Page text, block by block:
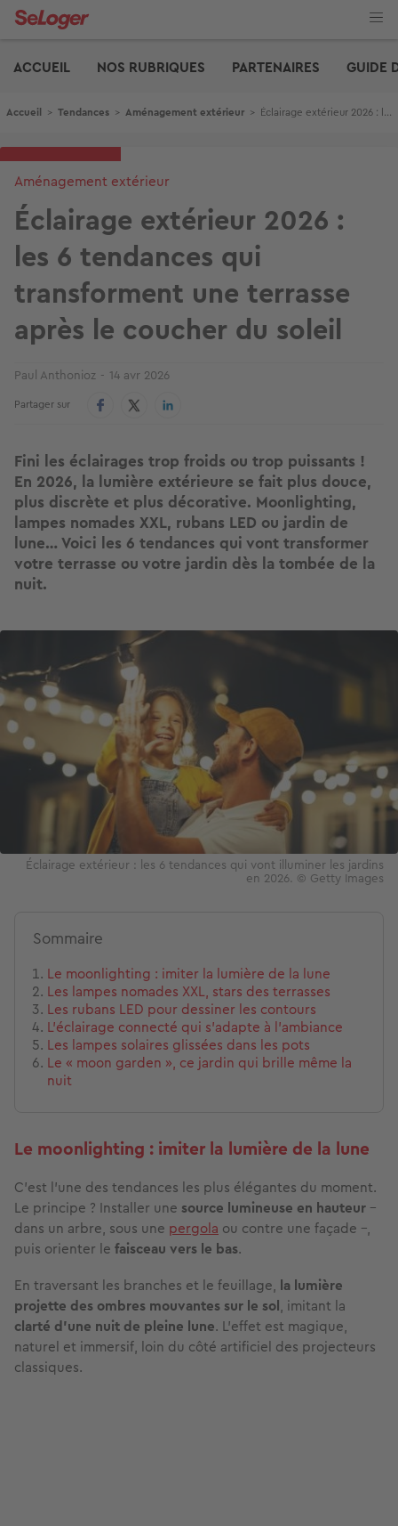
Aller
ACCUEIL
NOS RUBRIQUES PARTENAIRES GUIDE
Fil d'Ariane
Accueil > Tendances > Aménagement extérieur > Éclairage extérieur 2026 : les 6 tendances qui transforment une terrasse après le coucher du soleil
Aménagement extérieur
Éclairage extérieur 2026 :
les 6 tendances qui
transforment une terrasse
après le coucher du soleil
Paul Anthonioz 14 avr 2026
Partager sur
Fini les éclairages trop froids ou trop puissants !
En 2026, la lumière extérieure se fait plus douce,
plus discrète et plus décorative. Moonlighting,
lampes nomades XXL, rubans LED ou jardin de
lune… Voici les 6 tendances qui vont transformer
votre terrasse ou votre jardin dès la tombée de la
nuit.
Image
Éclairage extérieur : les 6 tendances qui vont illuminer les jardins
en 2026. © Getty Images
Sommaire
Le moonlighting : imiter la lumière de la lune
Les lampes nomades XXL, stars des terrasses
Les rubans LED pour dessiner les contours
L’éclairage connecté qui s’adapte à l’ambiance
Les lampes solaires glissées dans les pots
Le « moon garden », ce jardin qui brille même la
nuit
Le moonlighting : imiter la lumière de la lune
C’est l’une des tendances les plus élégantes du moment.
Le principe ? Installer une source lumineuse en hauteur –
dans un arbre, sous une pergola ou contre une façade –,
puis orienter le faisceau vers le bas.
En traversant les branches et le feuillage, la lumière
projette des ombres mouvantes sur le sol, imitant la
clarté d’une nuit de pleine lune. L'effet est magique,
naturel et immersif, loin du côté artificiel des projecteurs
classiques.